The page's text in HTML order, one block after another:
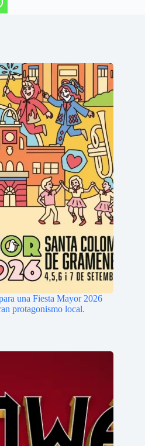
una Fiesta Mayor 2026
protagonismo local.